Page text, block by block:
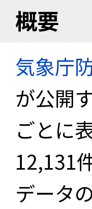
概要
気象庁
が公開
ごとに
12,131
データ